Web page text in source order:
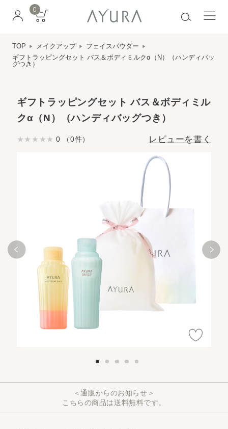
0
TOP メイクアップ
フェイスパウダー
ギフトラッピングセット バス＆ボディミルクα（N）（ハンディバッ
グつき）
ギフトラッピングセット バス＆ボディミル
クα（N）（ハンディバッグつき）
0 （0件） レビューを書く
＜通販からのお知らせ＞
こちらの商品は送料無料です。